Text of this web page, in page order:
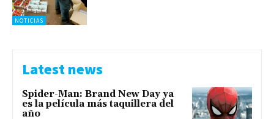
NOTICIAS
Latest news
Spider-Man: Brand New Day ya
es la película más taquillera del
año